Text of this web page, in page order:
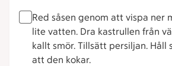
Red såsen genom att vispa ner
lite vatten. Dra kastrullen från
kallt smör. Tillsätt persiljan. Håll
att den kokar.